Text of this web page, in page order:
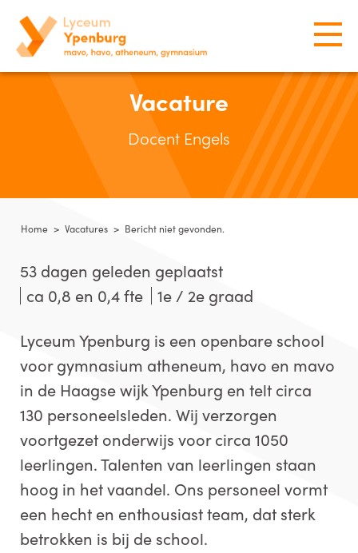
Vacature
Docent Engels
Home > Vacatures > Bericht niet gevonden.
53 dagen geleden geplaatst
ca 0,8 en 0,4 fte
1e / 2e graad
Lyceum Ypenburg is een openbare school
voor gymnasium atheneum, havo en mavo
in de Haagse wijk Ypenburg en telt circa
130 personeelsleden. Wij verzorgen
voortgezet onderwijs voor circa 1050
leerlingen. Talenten van leerlingen staan
hoog in het vaandel. Ons personeel vormt
een hecht en enthousiast team, dat sterk
betrokken is bij de school.